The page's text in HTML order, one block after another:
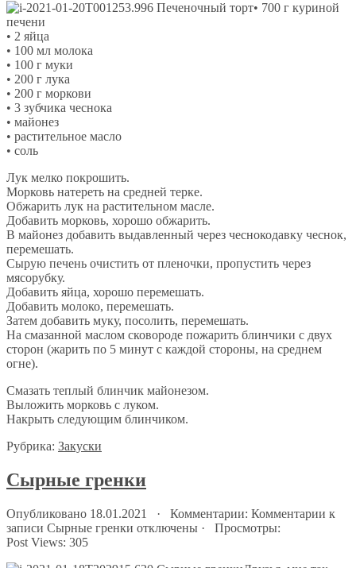
• 700 г куриной
печени
• 2 яйца
• 100 мл молока
• 100 г муки
• 200 г лука
• 200 г моркови
• 3 зубчика чеснока
• майонез
• растительное масло
• соль
Лук мелко покрошить.
Морковь натереть на средней терке.
Обжарить лук на растительном масле.
Добавить морковь, хорошо обжарить.
В майонез добавить выдавленный через чеснокодавку чеснок,
перемешать.
Сырую печень очистить от пленочки, пропустить через
мясорубку.
Добавить яйца, хорошо перемешать.
Добавить молоко, перемешать.
Затем добавить муку, посолить, перемешать.
На смазанной маслом сковороде пожарить блинчики с двух
сторон (жарить по 5 минут с каждой стороны, на среднем
огне).
Смазать теплый блинчик майонезом.
Выложить морковь с луком.
Накрыть следующим блинчиком.
Рубрика: Закуски
Сырные гренки
Опубликовано 18.01.2021 · Комментарии: Комментарии к
записи Сырные гренки отключены · Просмотры:
Post Views: 305